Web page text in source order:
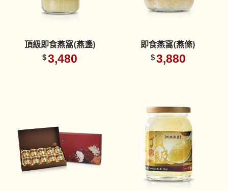
頂級即食燕窩(燕盞)
$3,480
即食燕窩(燕條)
$3,880